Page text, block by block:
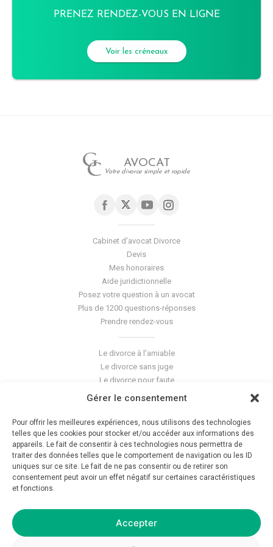
Gérer le consentement
Pour offrir les meilleures expériences, nous utilisons des technologies
telles que les cookies pour stocker et/ou accéder aux informations des
appareils. Le fait de consentir à ces technologies nous permettra de
traiter des données telles que le comportement de navigation ou les ID
uniques sur ce site. Le fait de ne pas consentir ou de retirer son
consentement peut avoir un effet négatif sur certaines caractéristiques
et fonctions.
Accepter
PRENEZ RENDEZ-VOUS EN LIGNE
Voir les créneaux
AVOCAT
Votre divorce simple et rapide
Cabinet d'avocat Divorce
Devis
Mes honoraires
Aide juridictionnelle
Posez votre question à un avocat
Plus de 1200 questions-réponses
Prendre rendez-vous
Le divorce à l'amiable
Le divorce sans juge
Le divorce pour faute
Le divorce accepté
La séparation de corps
Les violences conjugales
Le blog du cabinet
Glossaire
Déontologie